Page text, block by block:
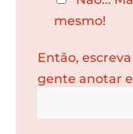
mesmo!
Então,
gente anotar